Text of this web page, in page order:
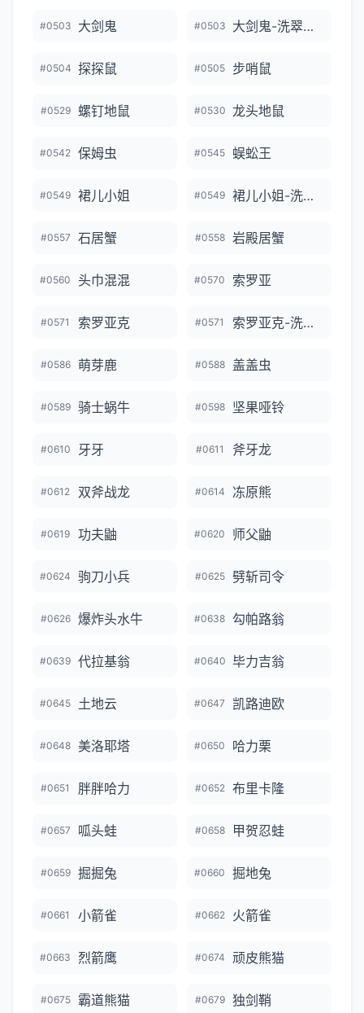
#0503 大剑鬼 #0503 大剑鬼-洗翠的样子
#0504 探探鼠 #0505 步哨鼠
#0529 螺钉地鼠 #0530 龙头地鼠
#0542 保姆虫 #0545 蜈蚣王
#0549 裙儿小姐 #0549 裙儿小姐-洗翠的样子
#0557 石居蟹 #0558 岩殿居蟹
#0560 头巾混混 #0570 索罗亚
#0571 索罗亚克 #0571 索罗亚克-洗翠的样子
#0586 萌芽鹿 #0588 盖盖虫
#0589 骑士蜗牛 #0598 坚果哑铃
#0610 牙牙 #0611 斧牙龙
#0612 双斧战龙 #0614 冻原熊
#0619 功夫鼬 #0620 师父鼬
#0624 驹刀小兵 #0625 劈斩司令
#0626 爆炸头水牛 #0638 勾帕路翁
#0639 代拉基翁 #0640 毕力吉翁
#0645 土地云 #0647 凯路迪欧
#0648 美洛耶塔 #0650 哈力栗
#0651 胖胖哈力 #0652 布里卡隆
#0657 呱头蛙 #0658 甲贺忍蛙
#0659 掘掘兔 #0660 掘地兔
#0661 小箭雀 #0662 火箭雀
#0663 烈箭鹰 #0674 顽皮熊猫
#0675 霸道熊猫 #0679 独剑鞘